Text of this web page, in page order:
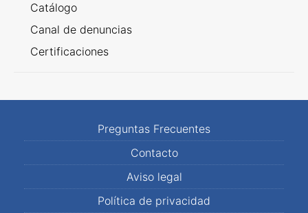
Catálogo
Canal de denuncias
Certificaciones
Preguntas Frecuentes
Contacto
Aviso legal
Política de privacidad